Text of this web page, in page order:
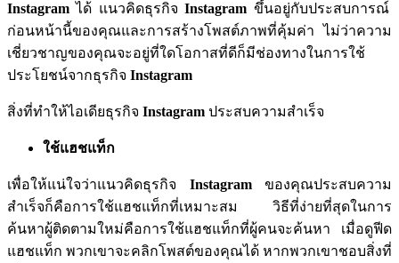
Instagramได้ แนวคิดธุรกิจ Instagram ขึ้นอยู่กับประสบการณ์
ก่อนหน้านี้ของคุณและการสร้างโพสต์ภาพที่คุ้มค่า
ไม่ว่าความ
เชี่ยวชาญของคุณจะอยู่ที่ใดโอกาสที่ดีก็มีช่องทางในการใช้
ประโยชน์จากธุรกิจ Instagram
สิ่งที่ทำให้ไอเดียธุรกิจ Instagram ประสบความสำเร็จ
ใช้แฮชแท็ก
เพื่อให้แน่ใจว่าแนวคิดธุรกิจ Instagram ของคุณประสบความ
สำเร็จก็คือการใช้แฮชแท็กที่เหมาะสม
วิธีที่ง่ายที่สุดในการ
ค้นหาผู้ติดตามใหม่คือการใช้แฮชแท็กที่ผู้คนจะค้นหา
เมื่อดูฟีด
แฮชแท็ก พวกเขาจะคลิกโพสต์ของคุณได้ หากพวกเขาชอบสิ่งที่